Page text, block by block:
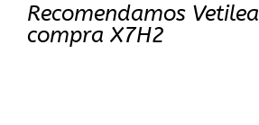
Recomendamos
compra X7H2